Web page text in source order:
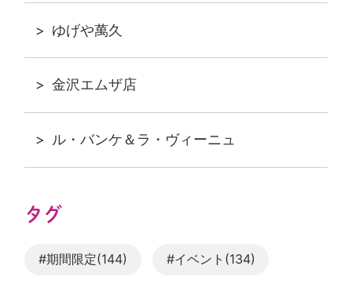
ゆげや萬久
金沢エムザ店
ル・バンケ＆ラ・ヴィーニュ
タグ
#期間限定(144) #イベント(134)